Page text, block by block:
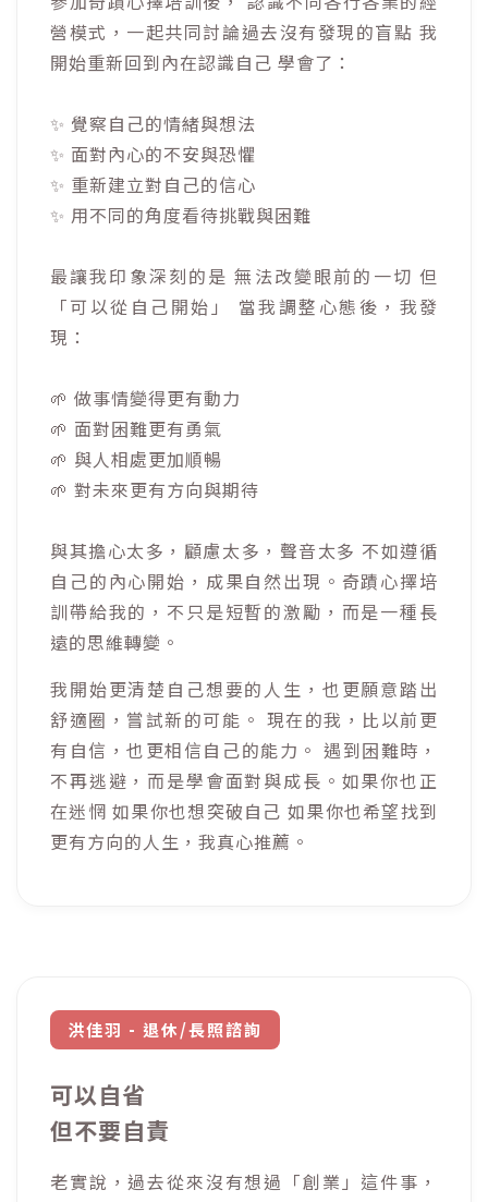
營模式，一起共同討論過去沒有發現的盲點 我
開始重新回到內在認識自己 學會了：
✨ 覺察自己的情緒與想法
✨ 面對內心的不安與恐懼
✨ 重新建立對自己的信心
✨ 用不同的角度看待挑戰與困難
最讓我印象深刻的是 無法改變眼前的一切 但
「可以從自己開始」 當我調整心態後，我發
現：
🌱 做事情變得更有動力
🌱 面對困難更有勇氣
🌱 與人相處更加順暢
🌱 對未來更有方向與期待
與其擔心太多，顧慮太多，聲音太多 不如遵循
自己的內心開始，成果自然出現。奇蹟心擇培
訓帶給我的，不只是短暫的激勵，而是一種長
遠的思維轉變。
我開始更清楚自己想要的人生，也更願意踏出
舒適圈，嘗試新的可能。 現在的我，比以前更
有自信，也更相信自己的能力。 遇到困難時，
不再逃避，而是學會面對與成長。如果你也正
在迷惘 如果你也想突破自己 如果你也希望找到
更有方向的人生，我真心推薦。
洪佳羽 - 退休/長照諮詢
可以自省
但不要自責
老實說，過去從來沒有想過「創業」這件事，